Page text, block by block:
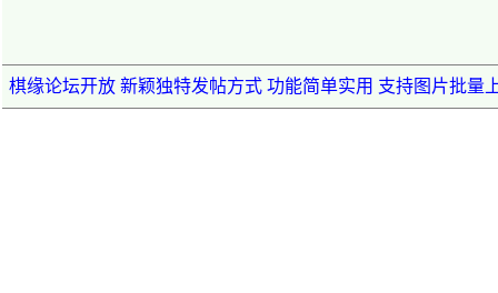
棋缘论坛开放 新颖独特发帖方式 功能简单实用 支持图片批量